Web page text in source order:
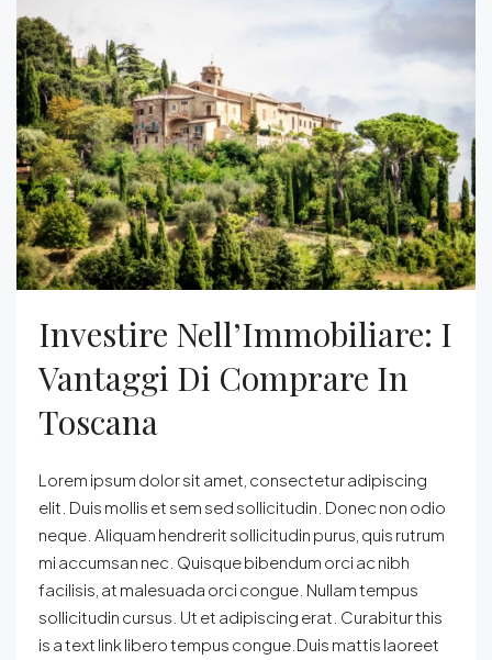
Investire Nell’Immobiliare: I
Vantaggi Di Comprare In
Toscana
Lorem ipsum dolor sit amet, consectetur adipiscing
elit. Duis mollis et sem sed sollicitudin. Donec non odio
neque. Aliquam hendrerit sollicitudin purus, quis rutrum
mi accumsan nec. Quisque bibendum orci ac nibh
facilisis, at malesuada orci congue. Nullam tempus
sollicitudin cursus. Ut et adipiscing erat. Curabitur this
is a text link libero tempus congue.Duis mattis laoreet